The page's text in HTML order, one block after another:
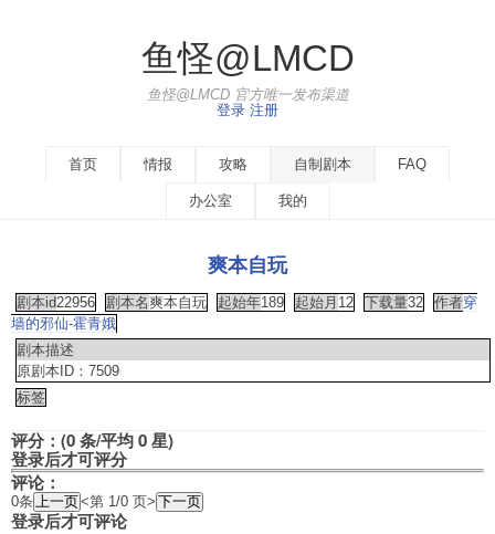
鱼怪@LMCD
鱼怪@LMCD 官方唯一发布渠道
登录 注册
首页 情报 攻略 自制剧本 FAQ
办公室 我的
爽本自玩
剧本id22956 剧本名爽本自玩 起始年189 起始月 12 下载量32 作者穿
墙的邪仙-霍青娥
剧本描述
原剧本ID：7509
标签
评分：(0 条/平均 0 星)
登录后才可评分
评论：
0条 <第 1/0 页>
登录后才可评论